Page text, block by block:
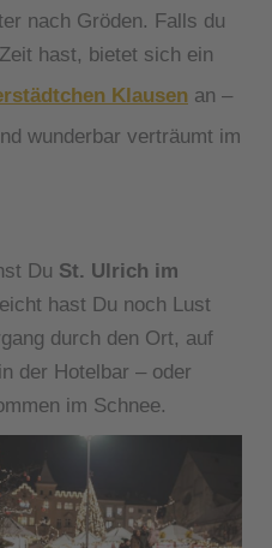
nach Gröden. Falls du
hast, bietet sich ein
Klausen an –
wunderbar verträumt im
Du St. Ulrich im
hast Du noch Lust
durch den Ort, auf
der Hotelbar – oder
im Schnee.